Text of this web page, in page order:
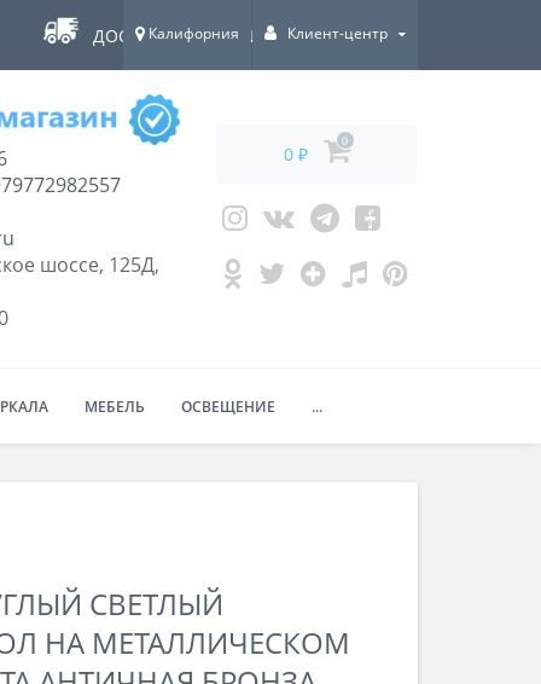
ДОСТАВКА ПО ВСЕЙ РОССИИ!
Калифорния Клиент-центр
шоссе, 125Д,
0 ₽
0
МЕБЕЛЬ ОСВЕЩЕНИЕ ...
СВЕТЛЫЙ
НА МЕТАЛЛИЧЕСКОМ